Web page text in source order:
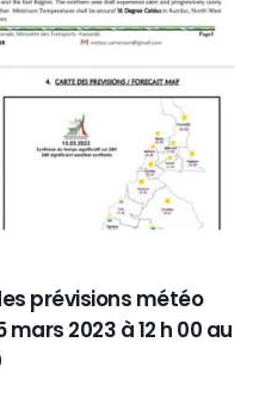
prévisions météo
2023 à 12 h 00 au